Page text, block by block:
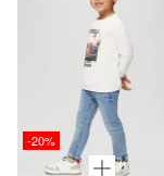
-20%